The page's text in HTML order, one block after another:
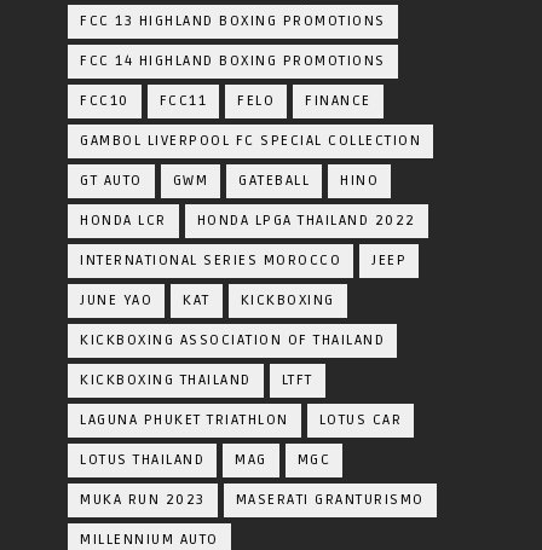
FCC 13 HIGHLAND BOXING PROMOTIONS
FCC 14 HIGHLAND BOXING PROMOTIONS
FCC10 FCC11 FELO FINANCE
GAMBOL LIVERPOOL FC SPECIAL COLLECTION
GT AUTO GWM GATEBALL HINO
HONDA LCR HONDA LPGA THAILAND 2022
INTERNATIONAL SERIES MOROCCO JEEP
JUNE YAO KAT KICKBOXING
KICKBOXING ASSOCIATION OF THAILAND
KICKBOXING THAILAND LTFT
LAGUNA PHUKET TRIATHLON LOTUS CAR
LOTUS THAILAND MAG MGC
MUKA RUN 2023 MASERATI GRANTURISMO
MILLENNIUM AUTO